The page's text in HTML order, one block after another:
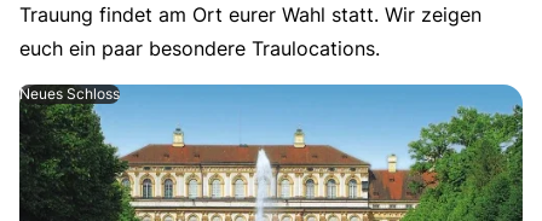
Trauung findet am Ort eurer Wahl statt. Wir zeigen
euch ein paar besondere Traulocations.
Neues Schloss